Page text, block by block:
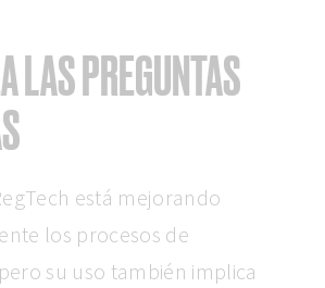
LAS PREGUNTAS
está mejorando
los procesos de
su uso también implica